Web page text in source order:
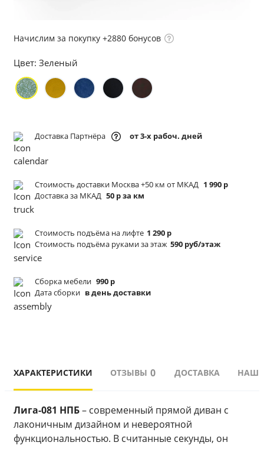
Начислим за покупку +2880 бонусов
Цвет: Зеленый
Доставка Партнёра от 3-х рабоч. дней
Стоимость доставки Москва +50 км от МКАД 1 990 р
Доставка за МКАД 50 р за км
Стоимость подъёма на лифте 1 290 р
Стоимость подъёма руками за этаж 590 руб/этаж
Сборка мебели 990 р
Дата сборки в день доставки
ХАРАКТЕРИСТИКИ ОТЗЫВЫ 0 ДОСТАВКА
Лига-081 НПБ – современный прямой диван с
лаконичным дизайном и невероятной
функциональностью. В считанные секунды, он